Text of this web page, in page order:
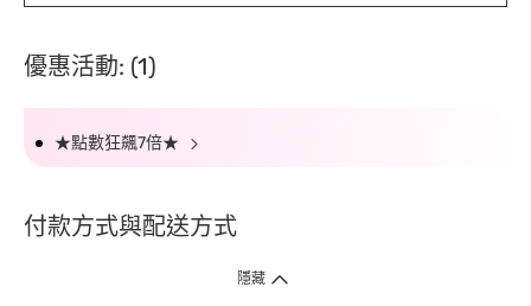
優惠活動: (1)
★點數狂飆7倍★
付款方式與配送方式
隱藏